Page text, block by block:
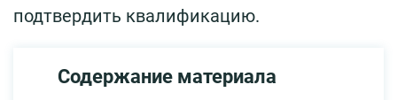
подтвердить квалификацию.
Содержание материала